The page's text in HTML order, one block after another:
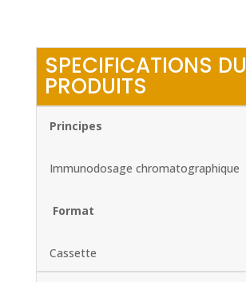
SPECIFICATIONS DU
PRODUITS
Principes
Immunodosage chromatographique
Format
Cassette